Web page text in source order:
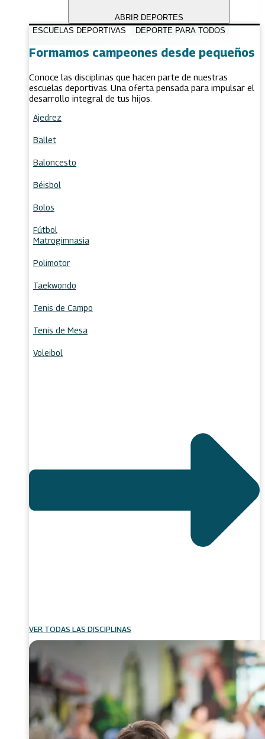
ABRIR DEPORTES
ESCUELAS DEPORTIVAS
DEPORTE PARA TODOS
Formamos campeones desde pequeños
Conoce las disciplinas que hacen parte de nuestras
escuelas deportivas. Una oferta pensada para impulsar el
desarrollo integral de tus hijos.
Ajedrez
Ballet
Baloncesto
Béisbol
Bolos
Fútbol
Matrogimnasia
Polimotor
Taekwondo
Tenis de Campo
Tenis de Mesa
Voleibol
VER TODAS LAS DISCIPLINAS